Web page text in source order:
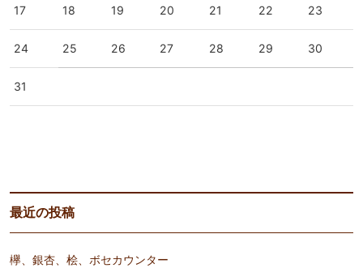
17 18 19 20 21 22 23
24 25 26 27 28 29 30
31
最近の投稿
欅、銀杏、桧、ボセカウンター